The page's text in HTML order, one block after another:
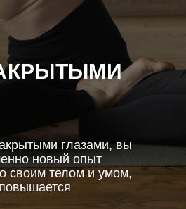
глазами, вы
новый опыт
своим телом и умом,